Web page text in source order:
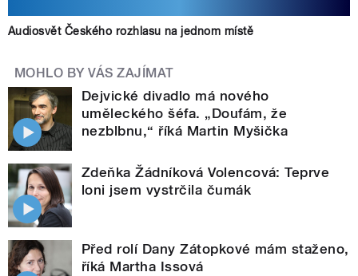
Audiosvět Českého rozhlasu na jednom místě
MOHLO BY VÁS ZAJÍMAT
Dejvické divadlo má nového
uměleckého šéfa. „Doufám, že
nezblbnu,“ říká Martin Myšička
Zdeňka Žádníková Volencová: Teprve
loni jsem vystrčila čumák
Před rolí Dany Zátopkové mám staženo,
říká Martha Issová